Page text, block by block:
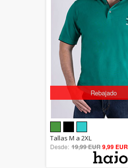
Rebajado
out of 5
Tallas M a 2XL
Desde: 19,99 EUR9,99 EUR